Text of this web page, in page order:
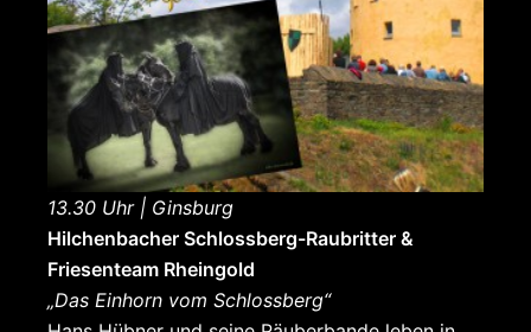
13.30 Uhr | Ginsburg
Hilchenbacher Schlossberg-Raubritter &
Friesenteam Rheingold
„Das Einhorn vom Schlossberg“